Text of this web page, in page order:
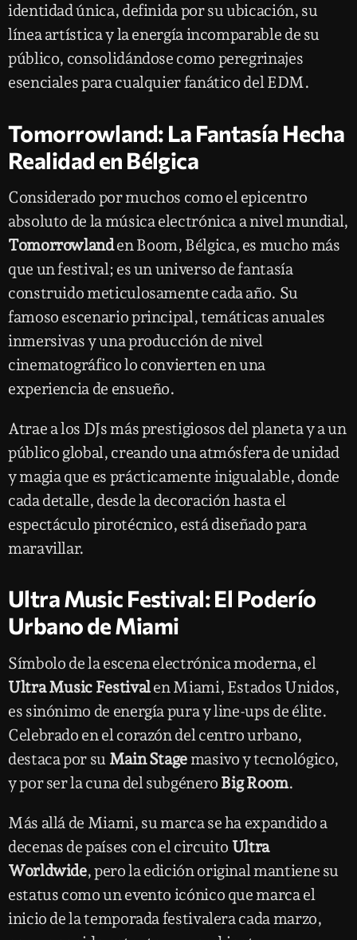
identidad única, definida por su ubicación, su
línea artística y la energía incomparable de su
público, consolidándose como peregrinajes
esenciales para cualquier fanático del EDM.
Tomorrowland: La Fantasía Hecha
Realidad en Bélgica
Considerado por muchos como el epicentro
absoluto de la música electrónica a nivel mundial,
Tomorrowlanden Boom, Bélgica, es mucho más
que un festival; es un universo de fantasía
construido meticulosamente cada año. Su
famoso escenario principal, temáticas anuales
inmersivas y una producción de nivel
cinematográfico lo convierten en una
experiencia de ensueño.
Atrae a los DJs más prestigiosos del planeta y a un
público global, creando una atmósfera de unidad
y magia que es prácticamente inigualable, donde
cada detalle, desde la decoración hasta el
espectáculo pirotécnico, está diseñado para
maravillar.
Ultra Music Festival: El Poderío
Urbano de Miami
Símbolo de la escena electrónica moderna, el
Ultra Music Festivalen Miami, Estados Unidos,
es sinónimo de energía pura y line-ups de élite.
Celebrado en el corazón del centro urbano,
destaca por su Main Stagemasivo y tecnológico,
y por ser la cuna del subgénero Big Room.
Más allá de Miami, su marca se ha expandido a
decenas de países con el circuito Ultra
Worldwide, pero la edición original mantiene su
estatus como un evento icónico que marca el
inicio de la temporada festivalera cada marzo,